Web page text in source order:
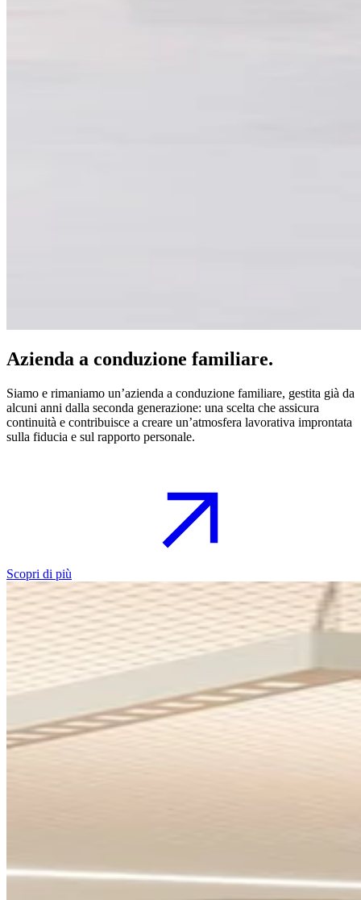
Azienda a conduzione familiare.
Siamo e rimaniamo un’azienda a conduzione familiare, gestita già da
alcuni anni dalla seconda generazione: una scelta che assicura
continuità e contribuisce a creare un’atmosfera lavorativa improntata
sulla fiducia e sul rapporto personale.
Scopri di più